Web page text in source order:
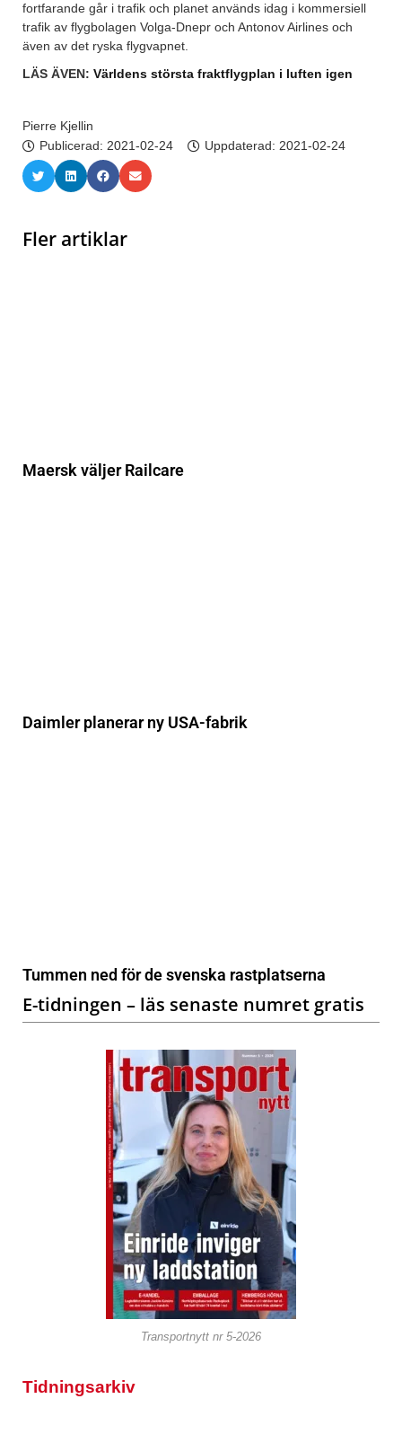
fortfarande går i trafik och planet används idag i kommersiell
trafik av flygbolagen Volga-Dnepr och Antonov Airlines och
även av det ryska flygvapnet.
LÄS ÄVEN: Världens största fraktflygplan i luften igen
Pierre Kjellin
Publicerad: 2021-02-24 Uppdaterad: 2021-02-24
Fler artiklar
Maersk väljer Railcare
Daimler planerar ny USA-fabrik
Tummen ned för de svenska rastplatserna
E-tidningen – läs senaste numret gratis
Transportnytt nr 5-2026
Tidningsarkiv